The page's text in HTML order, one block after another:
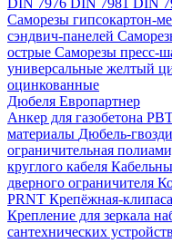
DIN 7976 DIN 7981 DIN
Саморезы гипсокартон-
сэндвич-панелей
острые Саморезы пресс-
универсальные желтый
оцинкованные
Дюбеля Европартнер
Анкер для газобетона
материалы Дюбель-
ограничительная
круглого кабеля
дверного ограничителя
PRNT Крепёжная-
Крепление для зеркала
сантехнических устройств